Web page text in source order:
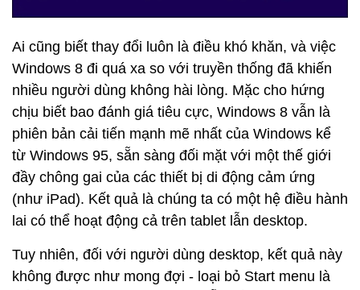
Ai cũng biết thay đổi luôn là điều khó khăn, và việc
Windows 8 đi quá xa so với truyền thống đã khiến
nhiều người dùng không hài lòng. Mặc cho hứng
chịu biết bao đánh giá tiêu cực, Windows 8 vẫn là
phiên bản cải tiến mạnh mẽ nhất của Windows kể
từ Windows 95, sẵn sàng đối mặt với một thế giới
đầy chông gai của các thiết bị di động cảm ứng
(như iPad). Kết quả là chúng ta có một hệ điều hành
lai có thể hoạt động cả trên tablet lẫn desktop.
Tuy nhiên, đối với người dùng desktop, kết quả này
không được như mong đợi - loại bỏ Start menu là